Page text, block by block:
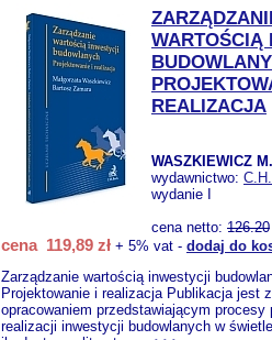
WARTOŚCIĄ
REALIZACJA
WASZKIEWICZ
wydawnictwo:
wydanie I
cena netto: 126.20
cena 119,89 zł + 5% vat - dodaj do
Zarządzanie wartością inwestycji
Projektowanie i realizacja Publikacja jest
opracowaniem przedstawiającym procesy
realizacji inwestycji budowlanych w